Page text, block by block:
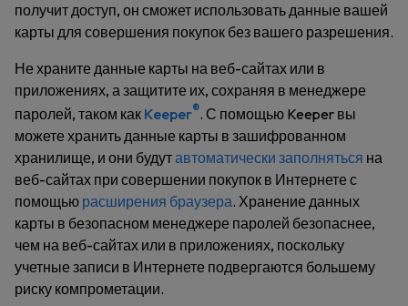
получит доступ, он сможет использовать данные вашей
карты для совершения покупок без вашего разрешения.
Не храните данные карты на веб-сайтах или в
приложениях, а защитите их, сохраняя в менеджере
паролей, таком как Keeper®. С помощью Keeper вы
можете хранить данные карты в зашифрованном
хранилище, и они будутавтоматически заполняться на
веб-сайтах при совершении покупок в Интернете с
помощью расширения браузера. Хранение данных
карты в безопасном менеджере паролей безопаснее,
чем на веб-сайтах или в приложениях, поскольку
учетные записи в Интернете подвергаются большему
риску компрометации.